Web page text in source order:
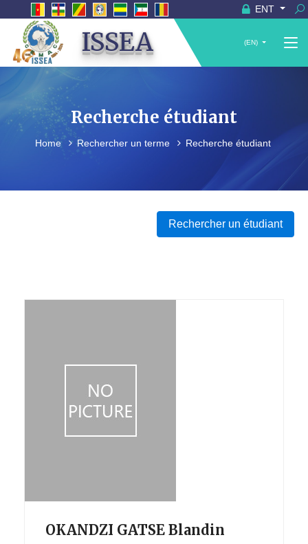
ENT
ISSEA (EN)
Recherche étudiant
Home Rechercher un terme Recherche étudiant
Rechercher un étudiant
OKANDZI GATSE Blandin